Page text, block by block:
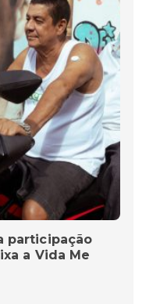
participação
a Vida Me